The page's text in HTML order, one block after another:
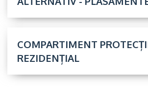
COMPARTIMENT
REZIDENȚIAL